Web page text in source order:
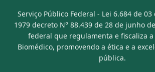
Serviço Público Federal - Lei 6.684 de
1979 decreto N° 88.439 de 28 de junho
federal que regulamenta e fiscaliza
Biomédico, promovendo a ética e a
pública.